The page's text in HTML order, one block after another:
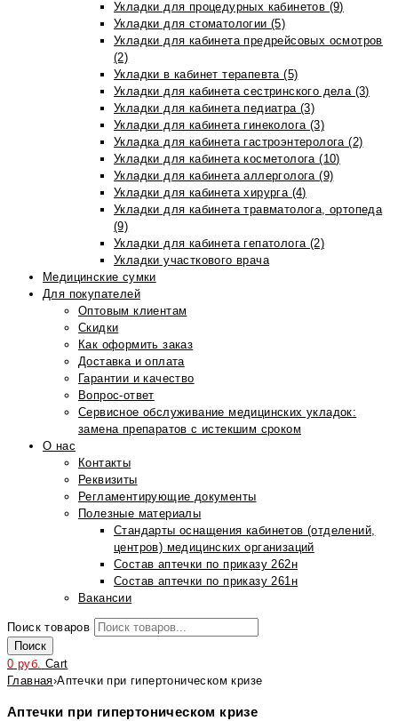
Укладки для процедурных кабинетов (9)
Укладки для стоматологии (5)
Укладки для кабинета предрейсовых осмотров
(2)
Укладки в кабинет терапевта (5)
Укладки для кабинета сестринского дела (3)
Укладки для кабинета педиатра (3)
Укладки для кабинета гинеколога (3)
Укладка для кабинета гастроэнтеролога (2)
Укладки для кабинета косметолога (10)
Укладки для кабинета аллерголога (9)
Укладки для кабинета хирурга (4)
Укладки для кабинета травматолога, ортопеда
(9)
Укладки для кабинета гепатолога (2)
Укладки участкового врача
Медицинские сумки
Для покупателей
Оптовым клиентам
Скидки
Как оформить заказ
Доставка и оплата
Гарантии и качество
Вопрос-ответ
Сервисное обслуживание медицинских укладок:
замена препаратов с истекшим сроком
О нас
Контакты
Реквизиты
Регламентирующие документы
Полезные материалы
Стандарты оснащения кабинетов (отделений,
центров) медицинских организаций
Состав аптечки по приказу 262н
Состав аптечки по приказу 261н
Вакансии
Поиск товаров
Поиск
0 руб. Cart
Главная›Аптечки при гипертоническом кризе
Аптечки при гипертоническом кризе